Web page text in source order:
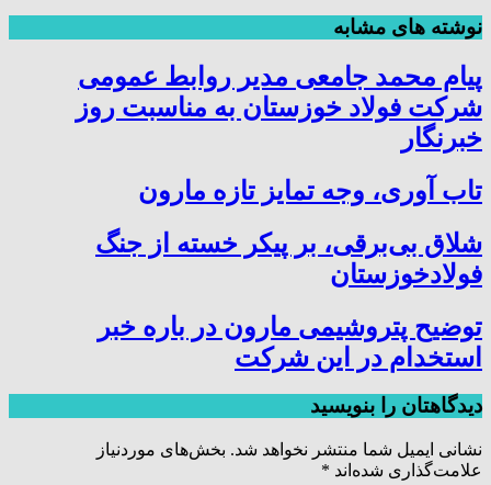
نوشته های مشابه
پیام محمد جامعی مدیر روابط عمومی
شرکت فولاد خوزستان به مناسبت روز
خبرنگار
تاب آوری، وجه تمایز تازه مارون
شلاق‌ بی‌برقی، بر پیکر خسته‌ از جنگ
فولادخوزستان
توضیح پتروشیمی مارون در باره خبر
استخدام در این شرکت
دیدگاهتان را بنویسید
نشانی ایمیل شما منتشر نخواهد شد. بخش‌های موردنیاز
علامت‌گذاری شده‌اند *